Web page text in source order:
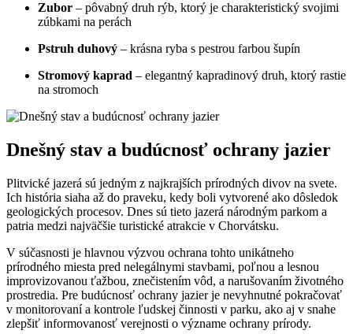
Zubor – pôvabný druh rýb, ktorý je charakteristický svojimi
zúbkami na perách
Pstruh duhový – krásna ryba s pestrou farbou šupín
Stromový kaprad – elegantný kapradinový druh, ktorý rastie
na stromoch
Dnešný stav a budúcnosť ochrany jazier
Plitvické jazerá sú jedným z najkrajších prírodných divov na svete.
Ich história siaha až do praveku, kedy boli vytvorené ako dôsledok
geologických procesov. Dnes sú tieto jazerá národným parkom a
patria medzi najväčšie turistické atrakcie v Chorvátsku.
V súčasnosti je hlavnou výzvou ochrana tohto unikátneho
prírodného miesta pred nelegálnymi stavbami, poľnou a lesnou
improvizovanou ťažbou, znečistením vôd, a narušovaním životného
prostredia. Pre budúcnosť ochrany jazier je nevyhnutné pokračovať
v monitorovaní a kontrole ľudskej činnosti v parku, ako aj v snahe
zlepšiť informovanosť verejnosti o význame ochrany prírody.